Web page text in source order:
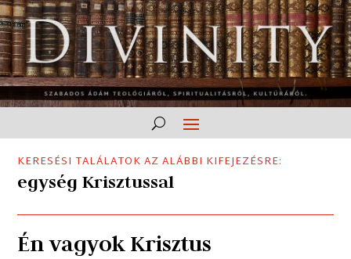
KERESÉSI TALÁLATOK AZ ALÁBBI KIFEJEZÉSRE:
egység Krisztussal
Én vagyok Krisztus